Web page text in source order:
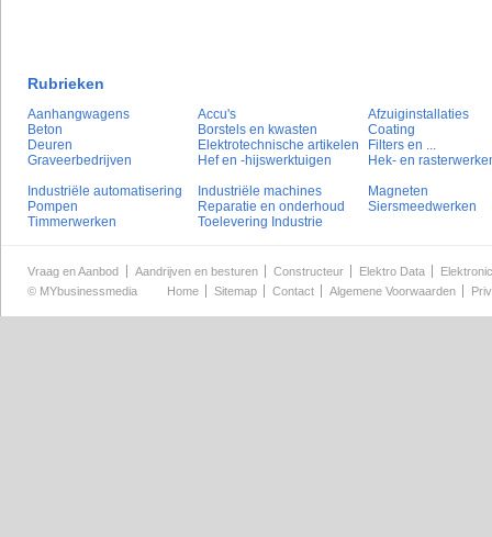
Rubrieken
Aanhangwagens Accu's
Afzuiginstallaties
Beton
Borstels en kwasten
Coating
Deuren
Elektrotechnische artikelen
Filters en ...
Graveerbedrijven
Hef en -hijswerktuigen
Hek- en
Industriële automatisering
Industriële machines
Magneten
Pompen
Reparatie en onderhoud
Siersmeedwerken
Timmerwerken
Toelevering Industrie
Vraag en Aanbod Aandrijven en besturen Constructeur Elektro Data
© MYbusinessmedia Home Sitemap Contact Algemene Voorwaarden